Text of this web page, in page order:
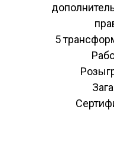
5